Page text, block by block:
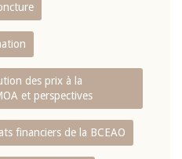
des prix à la
et perspectives
financiers de la BCEAO